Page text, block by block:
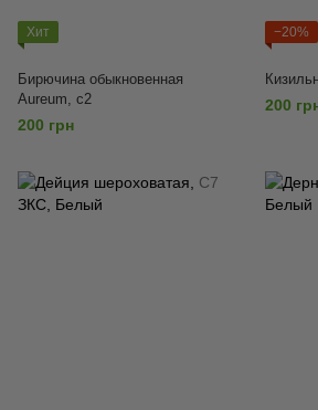
Хит
Бирючина обыкновенная
Aureum, с2
200 грн
−20%
200